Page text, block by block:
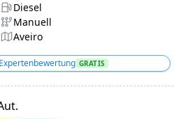
Diesel
Manuell
Aveiro
Expertenbewertung GRATIS